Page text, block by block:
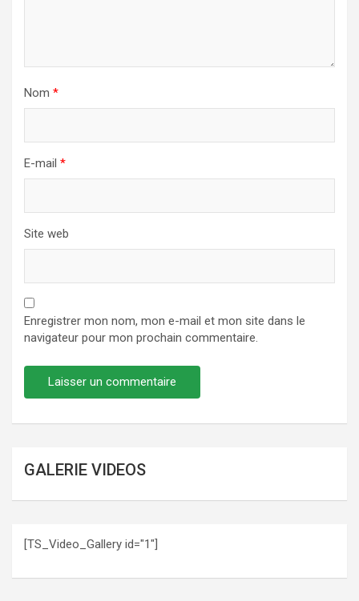
Nom *
E-mail *
Site web
Enregistrer mon nom, mon e-mail et mon site dans le
navigateur pour mon prochain commentaire.
GALERIE VIDEOS
[TS_Video_Gallery id="1"]